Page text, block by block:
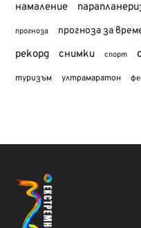
намаление
прогноза прогноза за
рекорд снимки спорт
туризъм ултрамаратон